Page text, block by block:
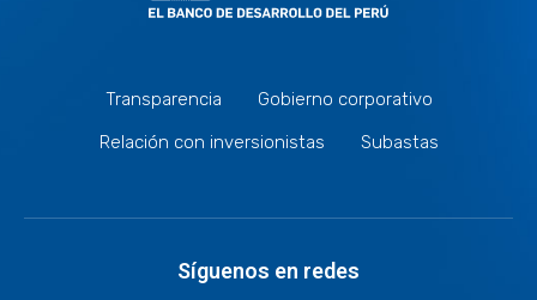
Transparencia
Gobierno corporativo
Relación con inversionistas
Subastas
Síguenos en redes